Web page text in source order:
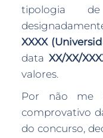
tipologia
XXXX
data XX/XX/
valores.
Por não me
comprovativo
do concurso,